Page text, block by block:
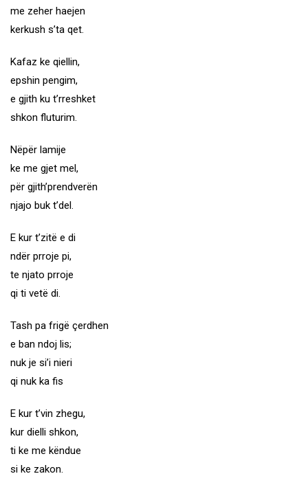
me zeher haejen
kerkush s’ta qet.
Kafaz ke qiellin,
epshin pengim,
e gjith ku t’rreshket
shkon fluturim.
Nëpër lamije
ke me gjet mel,
për gjith’prendverën
njajo buk t’del.
E kur t’zitë e di
ndër prroje pi,
te njato prroje
qi ti vetë di.
Tash pa frigë çerdhen
e ban ndoj lis;
nuk je si’i nieri
qi nuk ka fis
E kur t’vin zhegu,
kur dielli shkon,
ti ke me këndue
si ke zakon.